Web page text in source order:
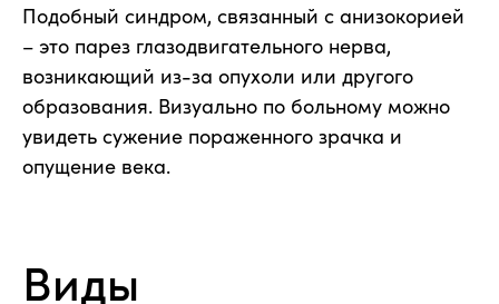
Подобный синдром, связанный с анизокорией
– это парез глазодвигательного нерва,
возникающий из-за опухоли или другого
образования. Визуально по больному можно
увидеть сужение пораженного зрачка и
опущение века.
Виды